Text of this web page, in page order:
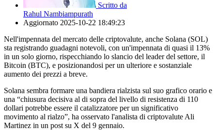
Scritto da
Rahul Nambiampurath
Aggiornato 2025-10-22 18:49:23
Nell'impennata del mercato delle criptovalute, anche Solana (SOL)
sta registrando guadagni notevoli, con un'impennata di quasi il 13%
in un solo giorno, rispecchiando lo slancio del leader del settore, il
Bitcoin (BTC), e posizionandosi per un ulteriore e sostanziale
aumento dei prezzi a breve.
Solana sembra formare una bandiera rialzista sul suo grafico orario e
una “chiusura decisiva al di sopra del livello di resistenza di 110
dollari potrebbe essere il catalizzatore per un significativo
movimento al rialzo”, ha osservato l'analista di criptovalute Ali
Martinez in un post su X del 9 gennaio.